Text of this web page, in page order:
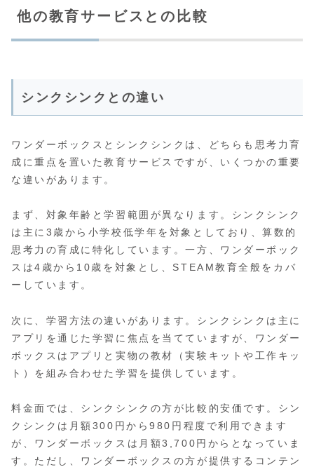
他の教育サービスとの比較
シンクシンクとの違い
ワンダーボックスとシンクシンクは、どちらも思考力育
成に重点を置いた教育サービスですが、いくつかの重要
な違いがあります。
まず、対象年齢と学習範囲が異なります。シンクシンク
は主に3歳から小学校低学年を対象としており、算数的
思考力の育成に特化しています。一方、ワンダーボック
スは4歳から10歳を対象とし、STEAM教育全般をカバ
ーしています。
次に、学習方法の違いがあります。シンクシンクは主に
アプリを通じた学習に焦点を当てていますが、ワンダー
ボックスはアプリと実物の教材（実験キットや工作キッ
ト）を組み合わせた学習を提供しています。
料金面では、シンクシンクの方が比較的安価です。シン
クシンクは月額300円から980円程度で利用できます
が、ワンダーボックスは月額3,700円からとなっていま
す。ただし、ワンダーボックスの方が提供するコンテン